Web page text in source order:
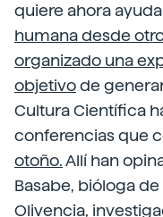
quiere ahora
humana desde
organizado una
objetivode
Cultura Científica
conferencias que
otoño.Allí han
Basabe, bióloga de
Olivencia,